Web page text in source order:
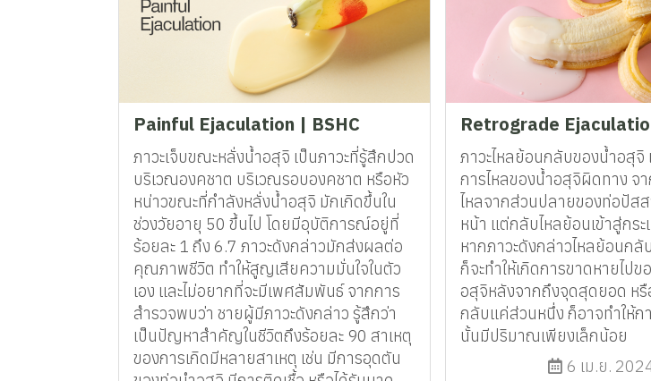
Painful Ejaculation | BSHC
ภาวะเจ็บขณะหลั่งน้ำอสุจิ เป็นภาวะที่รู้สึกปวด
บริเวณองคชาต บริเวณรอบองคชาต หรือหัว
หน่าวขณะที่กำลังหลั่งน้ำอสุจิ มักเกิดขึ้นใน
ช่วงวัยอายุ 50 ขึ้นไป โดยมีอุบัติการณ์อยู่ที่
ร้อยละ 1 ถึง 6.7 ภาวะดังกล่าวมักส่งผลต่อ
คุณภาพชีวิต ทำให้สูญเสียความมั่นใจในตัว
เอง และไม่อยากที่จะมีเพศสัมพันธ์ จากการ
สำรวจพบว่า ชายผู้มีภาวะดังกล่าว รู้สึกว่า
เป็นปัญหาสำคัญในชีวิตถึงร้อยละ 90 สาเหตุ
ของการเกิดมีหลายสาเหตุ เช่น มีการอุดตัน
Retrograde
ภาวะไหลย้อนกลับของน้ำอสุจิ
การไหลของน้ำอสุจิผิดทาง จ
ไหลจากส่วนปลายของท่อปัสส
หน้า แต่กลับไหลย้อนเข้าสู่กระ
หากภาวะดังกล่าวไหลย้อนก
ก็จะทำให้เกิดการขาดหายไปข
อสุจิหลังจากถึงจุดสุดยอด หรื
กลับแค่ส่วนหนึ่ง ก็อาจทำให้ก
นั้นมีปริมาณเพียงเล็กน้อย
6 เม.ย.